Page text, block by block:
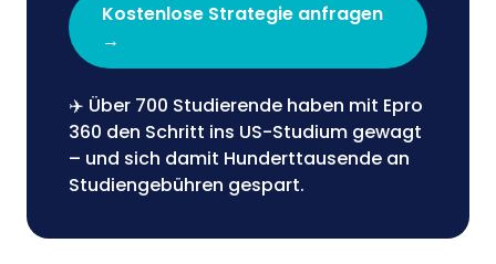
Kostenlose Strategie anfragen
→
✈️ Über 700 Studierende haben mit Epro
360 den Schritt ins US-Studium gewagt
– und sich damit Hunderttausende an
Studiengebühren gespart.